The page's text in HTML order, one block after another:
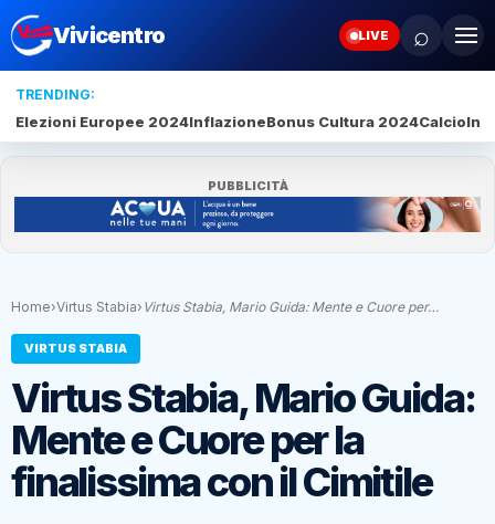
Vivicentro LIVE ⌕
TRENDING:
Elezioni Europee 2024InflazioneBonus Cultura 2024Calcio
PUBBLICITÀ
Home›Virtus Stabia›Virtus Stabia, Mario Guida: Mente e Cuore per…
VIRTUS STABIA
Virtus Stabia, Mario Guida:
Mente e Cuore per la
finalissima con il Cimitile